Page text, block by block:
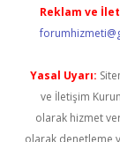
Reklam ve
Yasal Uyarı:
ve İletişim
olarak hizmet
olarak denetleme